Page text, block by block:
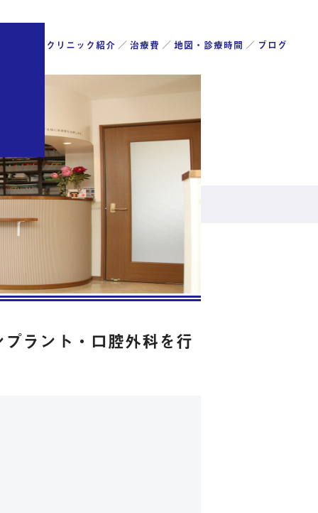
クリニック紹介 ／ 治療費 ／ 地図・診療時間 ／ ブログ
ラント・口腔外科を行